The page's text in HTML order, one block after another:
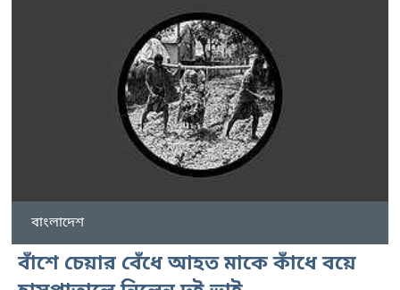
বাংলাদেশ
বাঁশে চেয়ার বেঁধে আহত মাকে কাঁধে বয়ে